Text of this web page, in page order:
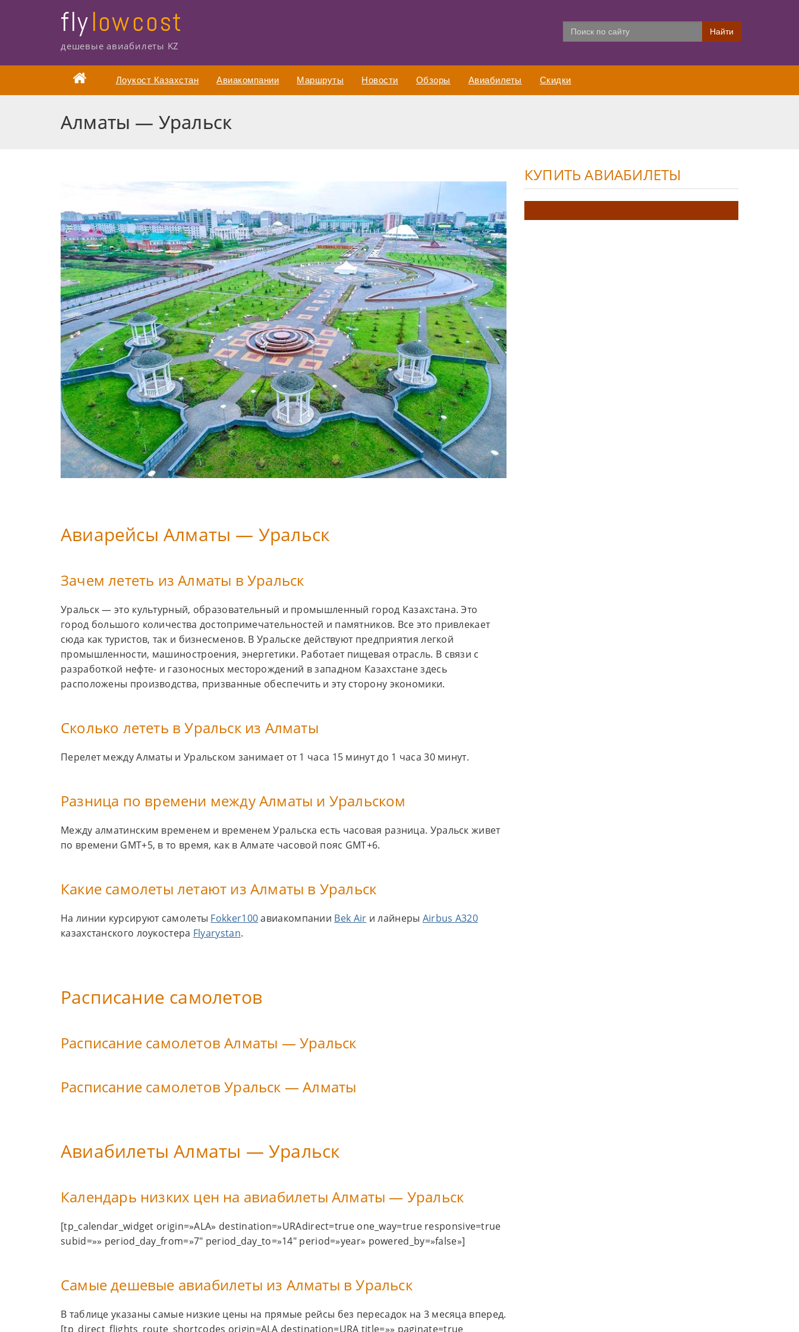
flylow cost
дешевые авиабилеты KZ
Лоукост Казахстан Авиакомпании Маршруты Новости Обзоры Авиабилеты Скидки
Алматы — Уральск
Авиарейсы Алматы — Уральск
Зачем лететь из Алматы в Уральск
Уральск — это культурный, образовательный и промышленный город Казахстана. Это
город большого количества достопримечательностей и памятников. Все это привлекает
сюда как туристов, так и бизнесменов. В Уральске действуют предприятия легкой
промышленности, машиностроения, энергетики. Работает пищевая отрасль. В связи с
разработкой нефте- и газоносных месторождений в западном Казахстане здесь
расположены производства, призванные обеспечить и эту сторону экономики.
Сколько лететь в Уральск из Алматы
Перелет между Алматы и Уральском занимает от 1 часа 15 минут до 1 часа 30 минут.
Разница по времени между Алматы и Уральском
Между алматинским временем и временем Уральска есть часовая разница. Уральск живет
по времени GMT+5, в то время, как в Алмате часовой пояс GMT+6.
Какие самолеты летают из Алматы в Уральск
На линии курсируют самолеты Fokker100авиакомпании Bek Air и лайнеры Airbus A320
казахстанского лоукостера Flyarystan.
Расписание самолетов
Расписание самолетов Алматы — Уральск
Расписание самолетов Уральск — Алматы
Авиабилеты Алматы — Уральск
Календарь низких цен на авиабилеты Алматы — Уральск
[tp_calendar_widget origin=»ALA» destination=»URAdirect=true one_way=true responsive=true
subid=»» period_day_from=»7″ period_day_to=»14″ period=»year» powered_by=»false»]
Самые дешевые авиабилеты из Алматы в Уральск
В таблице указаны самые низкие цены на прямые рейсы без пересадок на 3 месяца вперед.
[tp_direct_flights_route_shortcodes origin=ALA destination=URA title=»» paginate=true
КУПИТЬ АВИАБИЛЕТЫ